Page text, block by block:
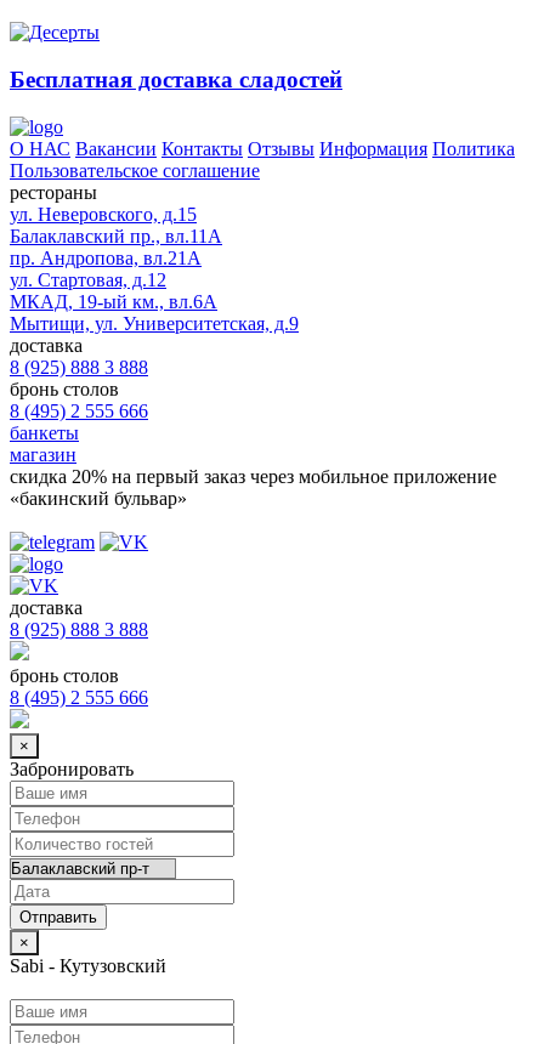
Бесплатная доставка сладостей
О НАС Вакансии Контакты Отзывы Информация Политика
Пользовательское соглашение
рестораны
ул. Неверовского, д.15
Балаклавский пр., вл.11А
пр. Андропова, вл.21А
ул. Стартовая, д.12
МКАД, 19-ый км., вл.6А
Мытищи, ул. Университетская, д.9
доставка
8 (925) 888 3 888
бронь столов
8 (495) 2 555 666
банкеты
магазин
скидка 20% на первый заказ через мобильное приложение
«бакинский бульвар»
доставка
8 (925) 888 3 888
бронь столов
8 (495) 2 555 666
×
Забронировать
×
Sabi - Кутузовский